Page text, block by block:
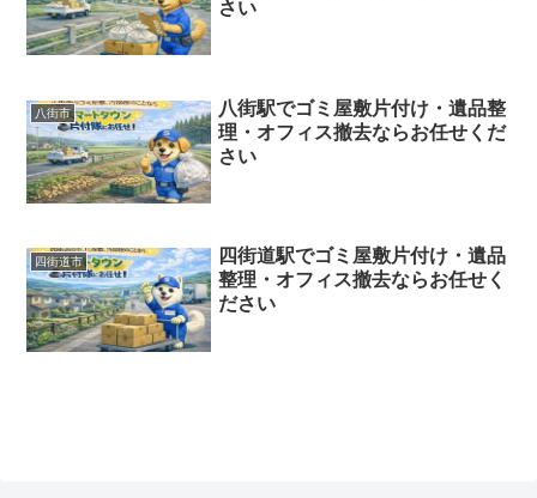
さい
八街市
八街駅でゴミ屋敷片付け・遺品整
理・オフィス撤去ならお任せくだ
さい
四街道市
四街道駅でゴミ屋敷片付け・遺品
整理・オフィス撤去ならお任せく
ださい